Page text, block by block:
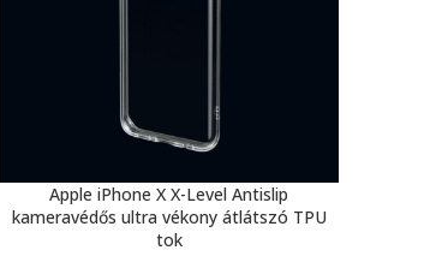
Apple iPhone X X-Level Antislip
kameravédős ultra vékony átlátszó TPU
tok